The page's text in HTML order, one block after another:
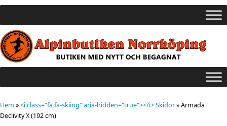
Hem »<i class="fa fa-skiing" aria-hidden="true"></i> Skidor»Armada
Declivity X (192 cm)